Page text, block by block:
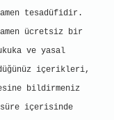
tesadüfidir.
ücretsiz bir
ve yasal
içerikleri,
bildirmeniz
içerisinde